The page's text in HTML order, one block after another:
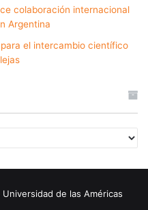
colaboración internacional
Argentina
el intercambio científico
de las Américas